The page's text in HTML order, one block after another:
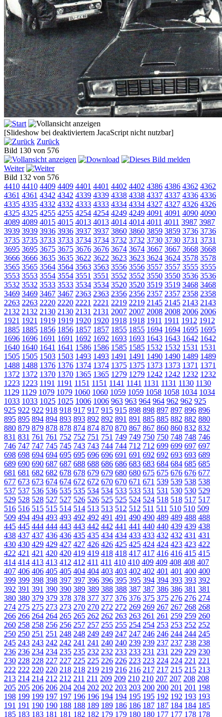
[Slideshow bei deaktiviertem JacaScript nicht nutzbar]
Zurück
Bild 130 von 576
Weiter
Bild 132 von 576
4410 4410 4409 4409 4401 4401 4402 4402 4386 4386 4362 4362
4361 4361 4342 4342 4339 4339 4338 4338 4337 4337 4336 4336
4335 4335 4332 4332 4333 4333 4334 4334 4327 4327 4326 4326
4325 4325 4255 4255 4254 4254 4249 4249 4091 4091 4090 4090
4089 4089 4015 4015 4013 4013 4014 4014 4011 4011 3987 3987
3939 3939 3936 3936 3937 3937 3860 3860 3859 3859 3736 3736
3735 3735 3733 3733 3734 3734 3732 3732 3730 3730 3731 3731
3695 3695 3675 3675 3676 3676 3674 3674 3667 3667 3668 3668
3666 3666 3635 3635 3622 3622 3623 3623 3624 3624 3578 3578
3565 3565 3564 3564 3563 3563 3556 3556 3557 3557 3555 3555
3553 3553 3554 3554 3551 3551 3552 3552 3550 3550 3536 3536
3532 3532 3533 3533 3534 3534 3520 3520 3519 3519 3468 3468
3469 3469 3467 3467 2363 2363 2356 2356 2357 2357 2358 2358
2263 2263 2220 2220 2221 2221 2219 2219 2145 2145 2143 2143
2132 2132 2130 2130 2131 2131 2007 2007 2008 2008 2006 2006
1921 1921 1919 1919 1920 1920 1918 1918 1911 1911 1912 1912
1885 1885 1856 1856 1857 1857 1855 1855 1694 1694 1695 1695
1696 1696 1691 1691 1692 1692 1693 1693 1643 1643 1642 1642
1640 1640 1641 1641 1586 1586 1585 1585 1532 1532 1531 1531
1505 1505 1503 1503 1493 1493 1491 1491 1490 1490 1489 1489
1488 1488 1376 1376 1374 1374 1375 1375 1373 1373 1371 1371
1372 1372 1370 1370 1365 1365 1279 1279 1242 1242 1232 1232
1223 1223 1191 1191 1151 1151 1141 1141 1131 1131 1130 1130
1129 1129 1079 1079 1060 1060 1059 1059 1058 1058 1034 1034
1033 1033 1025 1025 1006 1006 963 963 964 964 962 962 925
925 922 922 918 918 917 917 915 915 898 898 897 897 896 896
895 895 894 894 893 893 892 892 891 891 885 885 882 882 880
880 879 879 878 878 874 874 870 870 867 867 860 860 832 832
831 831 761 761 752 752 751 751 749 749 750 750 748 748 746
746 747 747 745 745 743 743 744 744 712 712 699 699 697 697
698 698 694 694 695 695 696 696 691 691 692 692 693 693 689
689 690 690 687 687 688 688 686 686 683 683 684 684 685 685
681 681 682 682 678 678 679 679 680 680 675 675 676 676 677
677 673 673 674 674 672 672 670 670 671 671 539 539 538 538
537 537 536 536 535 535 534 534 533 533 531 531 530 530 529
529 528 528 527 527 526 526 525 525 524 524 518 518 517 517
516 516 515 515 514 514 513 513 512 512 511 511 510 510 509
509 494 494 493 493 492 492 491 491 490 490 489 489 488 488
445 445 444 444 443 443 442 442 441 441 440 440 439 439 438
438 437 437 436 436 435 435 434 434 433 433 432 432 431 431
430 430 429 429 427 427 426 426 425 425 424 424 423 423 422
422 421 421 420 420 419 419 418 418 417 417 416 416 415 415
414 414 413 413 412 412 411 411 410 410 409 409 408 408 407
407 406 406 405 405 404 404 403 403 402 402 401 401 400 400
399 399 398 398 397 397 396 396 395 395 394 394 393 393 392
392 391 391 390 390 389 389 388 388 387 387 386 386 381 381
380 380 379 379 378 378 377 377 376 376 375 375 276 276 274
274 275 275 273 273 270 270 272 272 269 269 267 267 268 268
266 266 264 264 265 265 262 262 263 263 261 261 259 259 260
260 258 258 256 256 257 257 255 255 254 254 253 253 252 252
250 250 251 251 248 248 249 249 247 247 246 246 244 244 245
245 243 243 242 242 241 241 240 240 239 239 237 237 238 238
236 236 234 234 235 235 232 232 233 233 231 231 229 229 230
230 228 228 227 227 225 225 226 226 223 223 224 224 221 221
222 222 220 220 218 218 219 219 216 216 217 217 215 215 213
213 214 214 212 212 211 211 209 209 210 210 207 207 208 208
205 205 206 206 204 204 202 202 203 203 200 200 201 201 198
198 199 199 197 197 196 196 194 194 195 195 192 192 193 193
191 191 190 190 188 188 189 189 186 186 187 187 184 184 185
185 183 183 181 181 182 182 179 179 180 180 177 177 178 178